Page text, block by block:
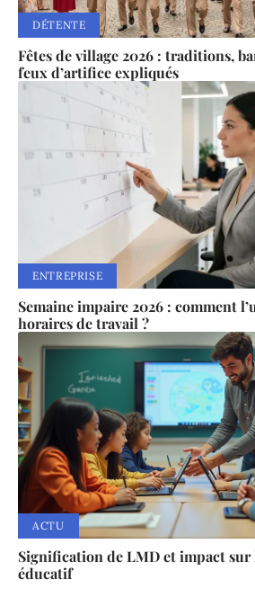
DÉTENTE
Fêtes de village 2026 : traditions,
feux d’artifice expliqués
ENTREPRISE
Semaine impaire 2026 : comment
horaires de travail ?
ACTU
Signification de LMD et impact sur
éducatif